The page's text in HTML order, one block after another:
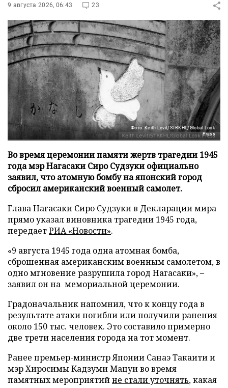
9 августа 2026, 06:43 23
Фото: Keith Levit/STRKHL/Global Look
Press
Во время церемонии памяти жертв трагедии 1945
года мэр Нагасаки Сиро Судзуки официально
заявил, что атомную бомбу на японский город
сбросил американский военный самолет.
Глава Нагасаки Сиро Судзуки в Декларации мира
прямо указал виновника трагедии 1945 года,
передаетРИА «Новости».
«9 августа 1945 года одна атомная бомба,
сброшенная американским военным самолетом, в
одно мгновение разрушила город Нагасаки», –
заявил он на мемориальной церемонии.
Градоначальник напомнил, что к концу года в
результате атаки погибли или получили ранения
около 150 тыс. человек. Это составило примерно
две трети населения города на тот момент.
Ранее премьер-министр Японии Санаэ Такаити и
мэр Хиросимы Кадзуми Мацуи во время
памятных мероприятийне стали уточнять, какая